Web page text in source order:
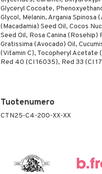
Glyceryl Cocoate,
Glycol, Melanin, Argania
(Macadamia) Seed Oil, Cocos
Seed Oil, Rosa Canina
Gratissima (Avocado) Oil,
(Vitamin C), Tocopheryl Acetate
Red 40 (CI 16035), Red 33 (CI
Tuotenumero
CTN25-C4-200-XX-XX